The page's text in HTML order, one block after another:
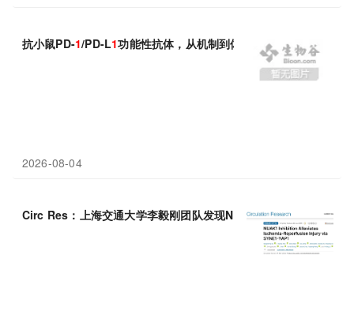
抗小鼠PD-1/PD-L1功能性抗体，从机制到体内实验设计
2026-08-04
Circ Res：上海交通大学李毅刚团队发现NUAK1-SYNE -YAP1